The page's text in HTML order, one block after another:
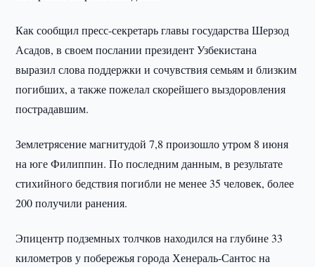
Как сообщил пресс-секретарь главы государства Шерзод
Асадов, в своем послании президент Узбекистана
выразил слова поддержки и сочувствия семьям и близким
погибших, а также пожелал скорейшего выздоровления
пострадавшим.
Землетрясение магнитудой 7,8 произошло утром 8 июня
на юге Филиппин. По последним данным, в результате
стихийного бедствия погибли не менее 35 человек, более
200 получили ранения.
Эпицентр подземных толчков находился на глубине 33
километров у побережья города Хенераль-Сантос на